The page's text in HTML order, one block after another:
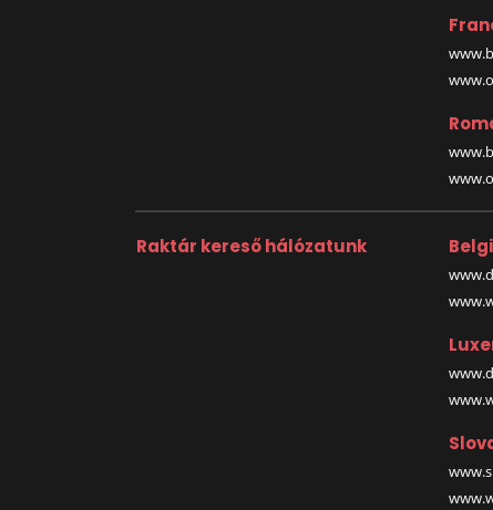
Raktár kereső hálózatunk